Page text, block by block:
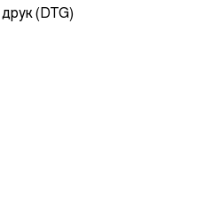
(DTG)